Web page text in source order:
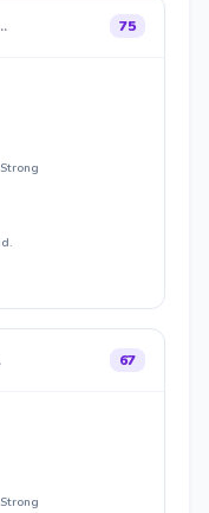
75
Strong
67
Strong